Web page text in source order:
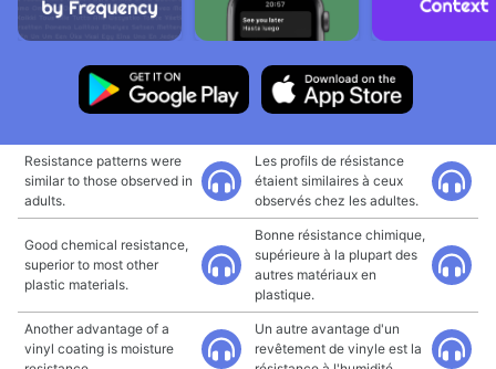
Resistance patterns were
similar to those observed in
adults.
Les profils de résistance
étaient similaires à ceux
observés chez les adultes.
Good chemical resistance,
superior to most other
plastic materials.
Bonne résistance chimique,
supérieure à la plupart des
autres matériaux en
plastique.
Another advantage of a
vinyl coating is moisture
Un autre avantage d'un
revêtement de vinyle est la